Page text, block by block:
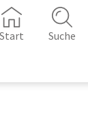
Start Suche